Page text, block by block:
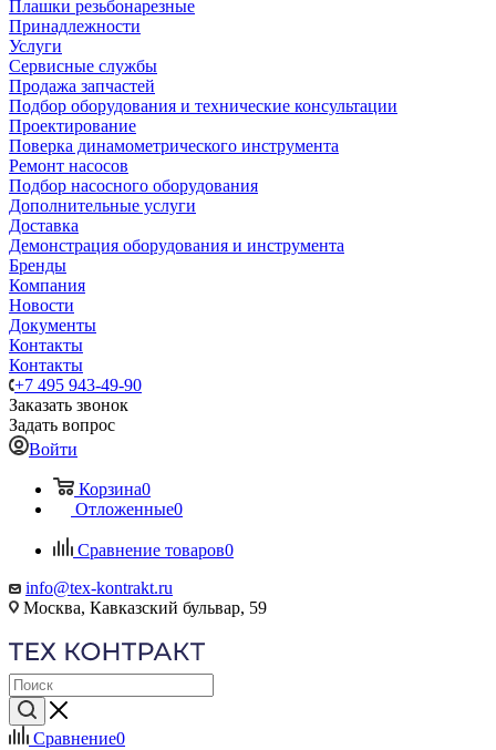
Плашки резьбонарезные
Принадлежности
Услуги
Сервисные службы
Продажа запчастей
Подбор оборудования и технические консультации
Проектирование
Поверка динамометрического инструмента
Ремонт насосов
Подбор насосного оборудования
Дополнительные услуги
Доставка
Демонстрация оборудования и инструмента
Бренды
Компания
Новости
Документы
Контакты
Контакты
+7 495 943-49-90
Заказать звонок
Задать вопрос
Войти
Корзина0
Отложенные0
Сравнение товаров0
info@tex-kontrakt.ru
Москва, Кавказский бульвар, 59
Сравнение0